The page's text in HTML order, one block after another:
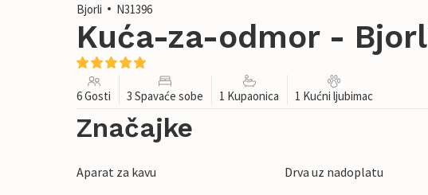
Bjorli
N31396
Kuća-za-odmor -
6 Gosti 3 Spavaće sobe 1 Kupaonica 1 Kućni ljubimac
Značajke
Aparat za kavu Drva uz nadoplatu